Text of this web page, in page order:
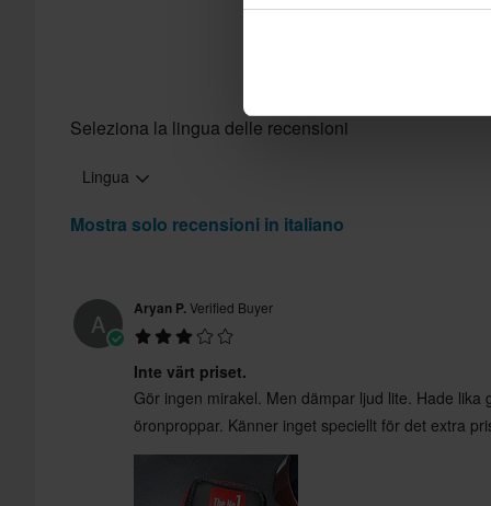
per ulteriori dettagli e condizioni..
Seleziona la lingua delle recensioni
Lingua
Mostra solo recensioni in italiano
A Aryan P.Verified Buyer
Inte värt priset.
Gör ingen mirakel. Men dämpar ljud lite. Hade lika
öronproppar. Känner inget speciellt för det extra